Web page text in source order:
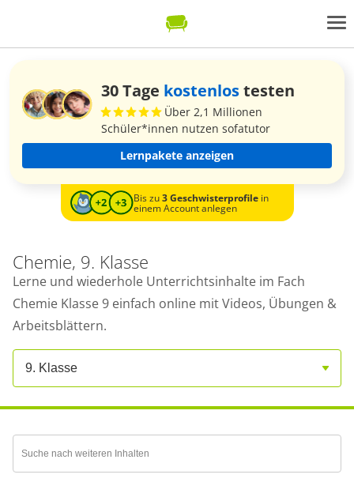
30 Tage kostenlostesten
Über 2,1 Millionen
Schüler*innen nutzen sofatutor
Lernpakete anzeigen
Bis zu3 Geschwisterprofilein
einem Account anlegen
Chemie, 9. Klasse
Lerne und wiederhole Unterrichtsinhalte im Fach
Chemie Klasse 9 einfach online mit Videos, Übungen &
Arbeitsblättern.
9. Klasse